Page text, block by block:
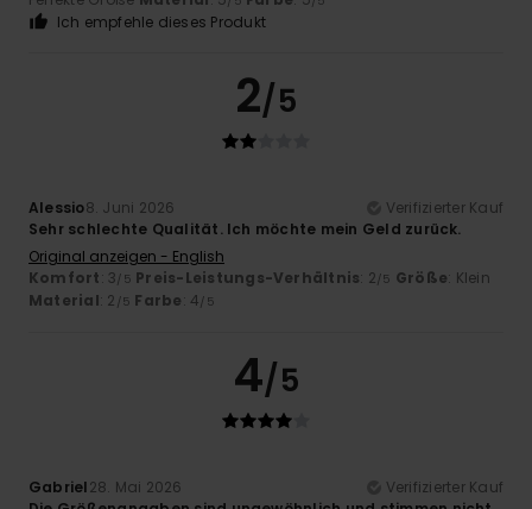
Ich empfehle dieses Produkt
2/5
Alessio8. Juni 2026
Verifizierter Kauf
Sehr schlechte Qualität. Ich möchte mein Geld zurück.
Original anzeigen - English
Komfort: 3/5 Preis-Leistungs-Verhältnis: 2/5 Größe: Klein
Material: 2 /5 Farbe: 4/5
4/5
Gabriel28. Mai 2026
Verifizierter Kauf